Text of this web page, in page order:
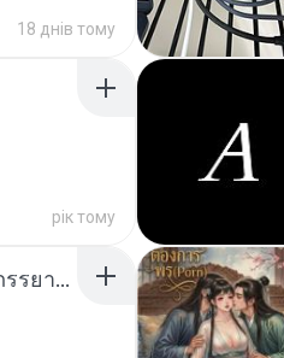
18 днів тому
рік тому
เกิดใหม่อีกครา อี๋เหนียงอย่างข้าเป็นภรรยาขุนนาง 1_ST.pdf